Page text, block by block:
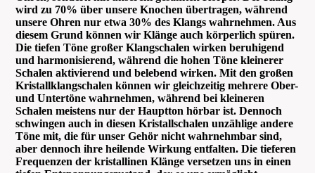
wird zu 70% über unsere Knochen übertragen, während
unsere Ohren nur etwa 30% des Klangs wahrnehmen. Aus
diesem Grund können wir Klänge auch körperlich spüren.
Die tiefen Töne großer Klangschalen wirken beruhigend
und harmonisierend, während die hohen Töne kleinerer
Schalen aktivierend und belebend wirken. Mit den großen
Kristallklangschalen können wir gleichzeitig mehrere Ober-
und Untertöne wahrnehmen, während bei kleineren
Schalen meistens nur der Hauptton hörbar ist. Dennoch
schwingen auch in diesen Kristallschalen unzählige andere
Töne mit, die für unser Gehör nicht wahrnehmbar sind,
aber dennoch ihre heilende Wirkung entfalten. Die tieferen
Frequenzen der kristallinen Klänge versetzen uns in einen